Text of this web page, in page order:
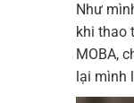
Như
khi thao
MOBA,
lại mình